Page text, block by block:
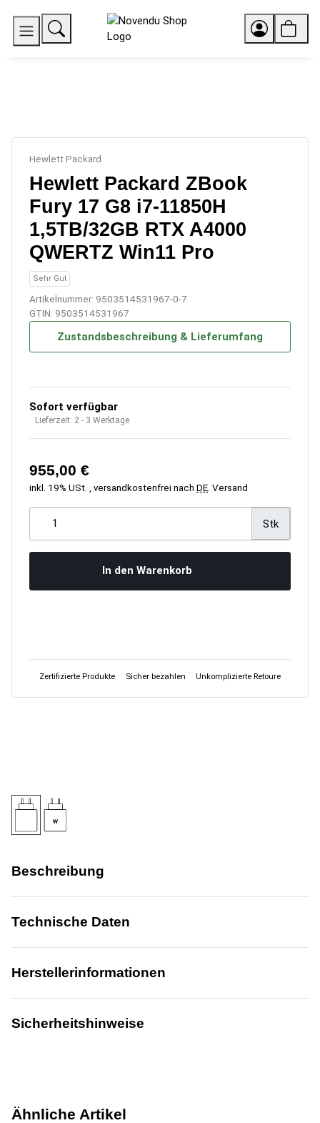
Hewlett Packard
Hewlett Packard ZBook
Fury 17 G8 i7-11850H
1,5TB/32GB RTX A4000
QWERTZ Win11 Pro
Sehr Gut
Artikelnummer: 9503514531967-0-7
GTIN: 9503514531967
Zustandsbeschreibung & Lieferumfang
Sofort verfügbar
Lieferzeit: 2 - 3 Werktage
955,00 €
inkl. 19% USt. , versandkostenfrei nach DE. Versand
Stk
In den Warenkorb
Zertifizierte Produkte Sicher bezahlen Unkomplizierte Retoure
Beschreibung
Technische Daten
Herstellerinformationen
Sicherheitshinweise
Ähnliche Artikel